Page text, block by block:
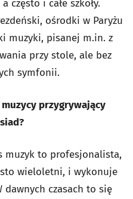
często i całe szkoły.
ośrodki w Paryżu
muzyki, pisanej m.in. z
przy stole, ale bez
symfonii.
przygrywający
muzyk to profesjonalista,
wieloletni, i wykonuje
dawnych czasach to się